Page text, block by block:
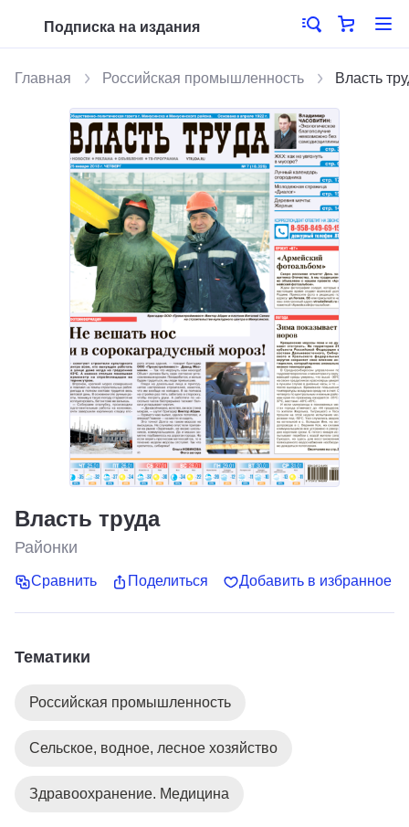
Подписка на издания
Главная Российская промышленность Власть
Власть труда
Районки
Сравнить Поделиться Добавить в избранное
Тематики
Российская промышленность
Сельское, водное, лесное хозяйство
Здравоохранение. Медицина